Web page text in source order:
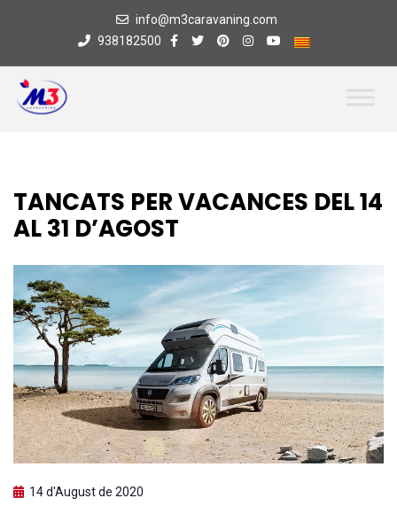
info@m3caravaning.com
938182500
TANCATS PER VACANCES DEL 14
AL 31 D’AGOST
14 d'August de 2020